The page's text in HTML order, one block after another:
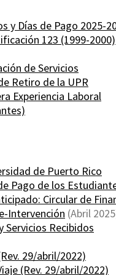
y Días de Pago 2025-
123 (1999-2000)
de Servicios
Retiro de la UPR
Experiencia Laboral
de Puerto Rico
Pago de los
Circular de
Intervención (Abril
Recibidos
29/abril/2022)
(Rev. 29/abril/2022)